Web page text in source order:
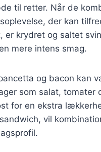
til retter. Når de
der kan
er krydret og saltet
mere intens smag.
og bacon kan
som salat, tomater
for en ekstra
vil